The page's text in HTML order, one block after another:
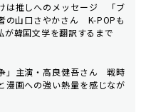
は推しへのメッセージ 「ブ
の山口さやかさん K-POPも
が韓国文学を翻訳するまで
」主演・高良健吾さん 戦時
漫画への強い熱量を感じなが